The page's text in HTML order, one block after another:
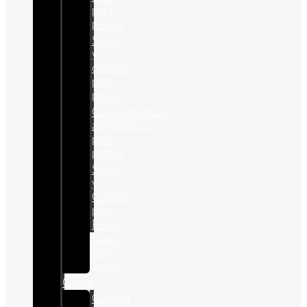
para
perros
Salud
y
cuidado
para
perros
Complementos
alimenticios
para
perros
Salud
y
Cuidado
para
Perros
Gatos
Comida